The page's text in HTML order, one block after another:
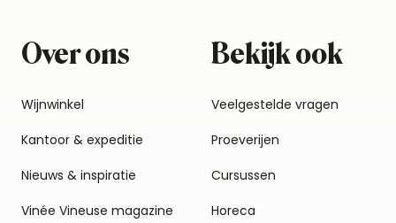
Over ons
Wijnwinkel
Kantoor & expeditie
Nieuws & inspiratie
Vinée Vineuse magazine
Bekijk ook
Veelgestelde vragen
Proeverijen
Cursussen
Horeca